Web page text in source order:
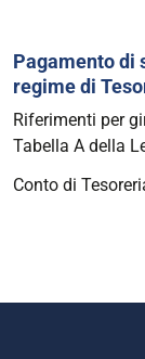
Pagamento di
regime di
Riferimenti per
Tabella A della
Conto di